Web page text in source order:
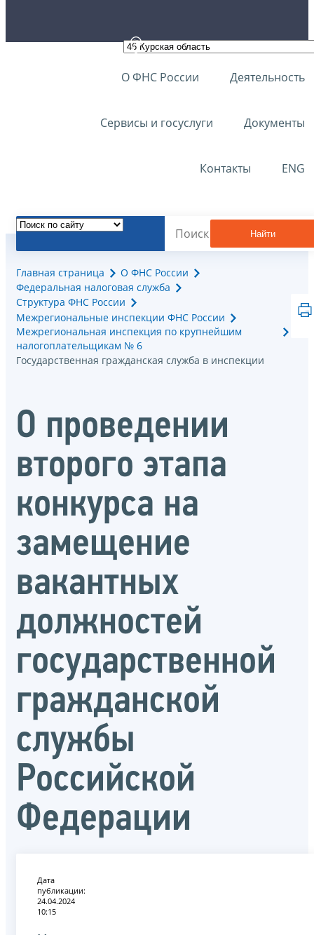
О ФНС России Деятельность
Сервисы и госуслуги Документы
Контакты ENG
Найти
Главная страница
О ФНС России
Федеральная налоговая служба
Структура ФНС России
Межрегиональные инспекции ФНС России
Межрегиональная инспекция по крупнейшим
налогоплательщикам № 6
Государственная гражданская служба в инспекции
О проведении
второго этапа
конкурса на
замещение
вакантных
должностей
государственной
гражданской
службы
Российской
Федерации
Дата
публикации:
24.04.2024
10:15